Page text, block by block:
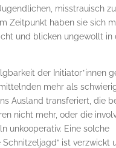
misstrauisch
Zeitpunkt haben sie sich
und blicken ungewollt in
der Initiator*innen
mehr als
Ausland transferiert, die
nicht mehr, oder die
unkooperativ. Eine solche
Schnitzeljagd“ ist verzwickt